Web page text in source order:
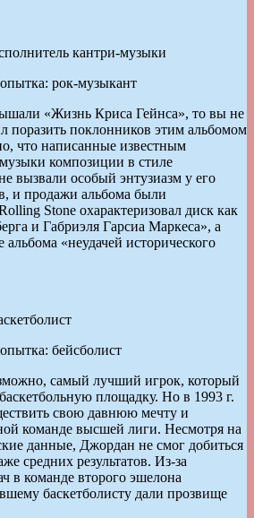
кантри-музыки
рок-музыкант
«Жизнь Криса Гейнса», то вы не
поразить поклонников этим альбомом
что написанные известным
композиции в стиле
вызвали особый энтузиазм у его
и продажи альбома были
Stone охарактеризовал диск как
и Габриэля Гарсиа Маркеса», а
альбома «неудачей исторического
бейсболист
самый лучший игрок, который
площадку. Но в 1993 г.
свою давнюю мечту и
команде высшей лиги. Несмотря на
данные, Джордан не смог добиться
средних результатов. Из-за
в команде второго эшелона
баскетболисту дали прозвище